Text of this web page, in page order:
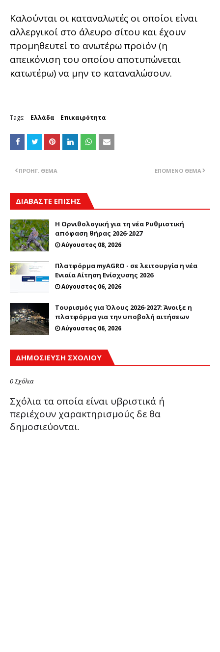
Καλούνται οι καταναλωτές οι οποίοι είναι
αλλεργικοί στο άλευρο σίτου και έχουν
προμηθευτεί το ανωτέρω προϊόν (η
απεικόνιση του οποίου αποτυπώνεται
κατωτέρω) να μην το καταναλώσουν.
Tags: Ελλάδα Επικαιρότητα
ΕΠΌΜΕΝΟ ΘΈΜΑ
ΠΡΟΗΓ. ΘΈΜΑ
ΔΙΑΒΑΣΤΕ ΕΠΙΣΗΣ
Η Ορνιθολογική για τη νέα Ρυθμιστική
απόφαση θήρας 2026-2027
Αύγουστος 08, 2026
Πλατφόρμα myAGRO - σε λειτουργία η νέα
Ενιαία Αίτηση Ενίσχυσης 2026
Αύγουστος 06, 2026
Τουρισμός για Όλους 2026-2027: Άνοιξε η
πλατφόρμα για την υποβολή αιτήσεων
Αύγουστος 06, 2026
ΔΗΜΟΣΊΕΥΣΗ ΣΧΟΛΊΟΥ
0 Σχόλια
Σχόλια τα οποία είναι υβριστικά ή
περιέχουν χαρακτηρισμούς δε θα
δημοσιεύονται.